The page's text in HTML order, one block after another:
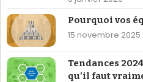
Pourquoi vos
15 novembre 2025
Tendances
qu’il faut